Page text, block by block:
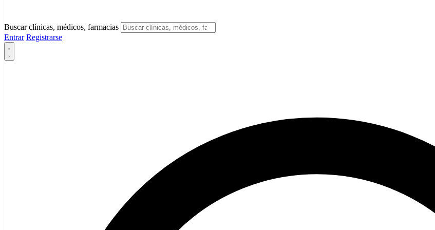
Buscar clínicas, médicos, farmacias
Entrar Registrarse